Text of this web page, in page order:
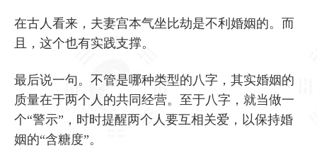
在古人看来，夫妻宫本气坐比劫是不利婚姻的。而
且，这个也有实践支撑。
最后说一句。不管是哪种类型的八字，其实婚姻的
质量在于两个人的共同经营。至于八字，就当做一
个“警示”，时时提醒两个人要互相关爱，以保持婚
姻的“含糖度”。